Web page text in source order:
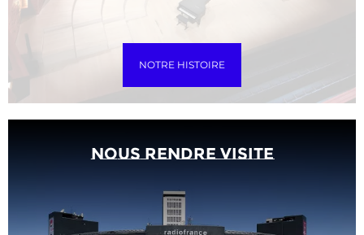
NOTRE HISTOIRE
Nous rendre visite